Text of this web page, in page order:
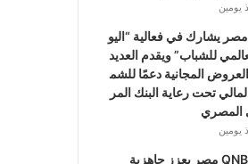
يومين
يشارك في فعالية “اليو
للشباب” ويقدم العديد
المجانية دعمًا للشم
تحت رعاية البنك المر
المصري
يومين
بنك QNB مصر يعزز جاهزية